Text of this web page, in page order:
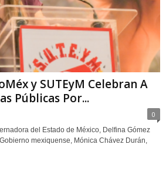
y SUTEyM Celebran A
Públicas Por...
0
del Estado de México, Delfina Gómez
mexiquense, Mónica Chávez Durán,